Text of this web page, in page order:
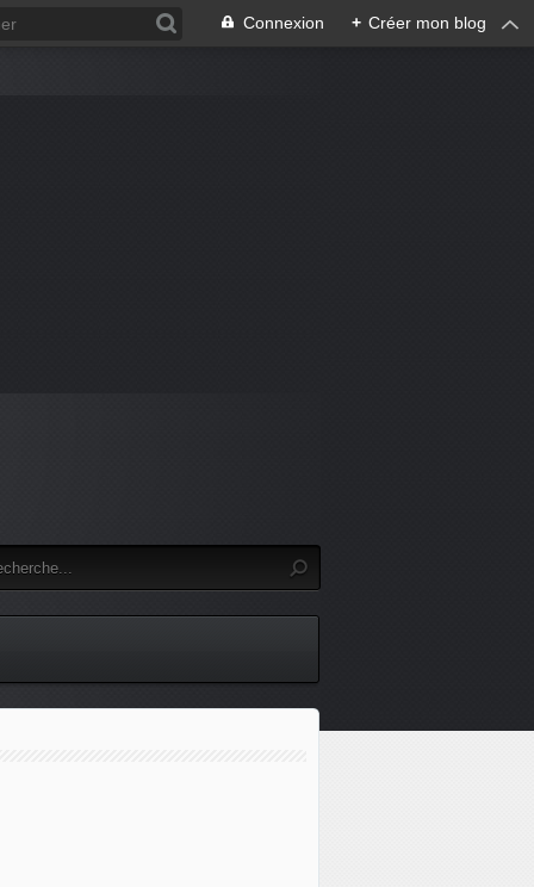
Connexion + Créer mon blog